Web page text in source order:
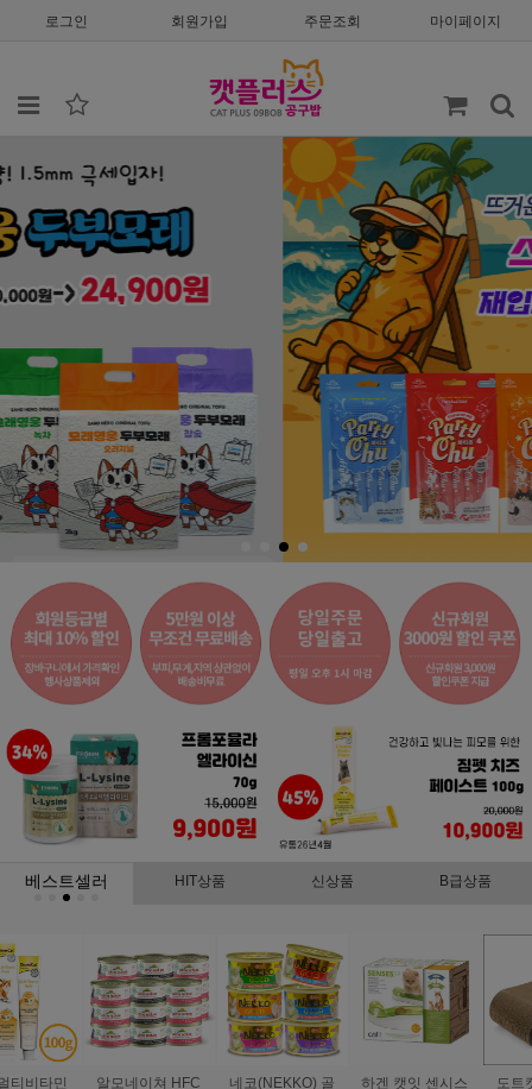
로그인 회원가입 주문조회 마이페이지
베스트셀러 HIT상품 신상품 B급상품
하겐 캣잇 센시스
도트캣 인피니티
스마트하트 골드
도트캣 스크래처